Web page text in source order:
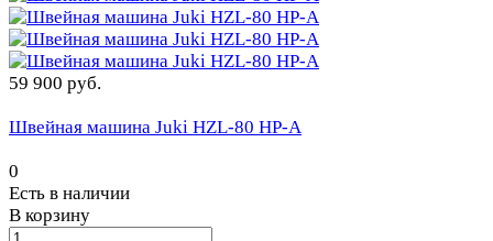
59 900 руб.
Швейная машина Juki HZL-80 HP-A
0
Есть в наличии
В корзину